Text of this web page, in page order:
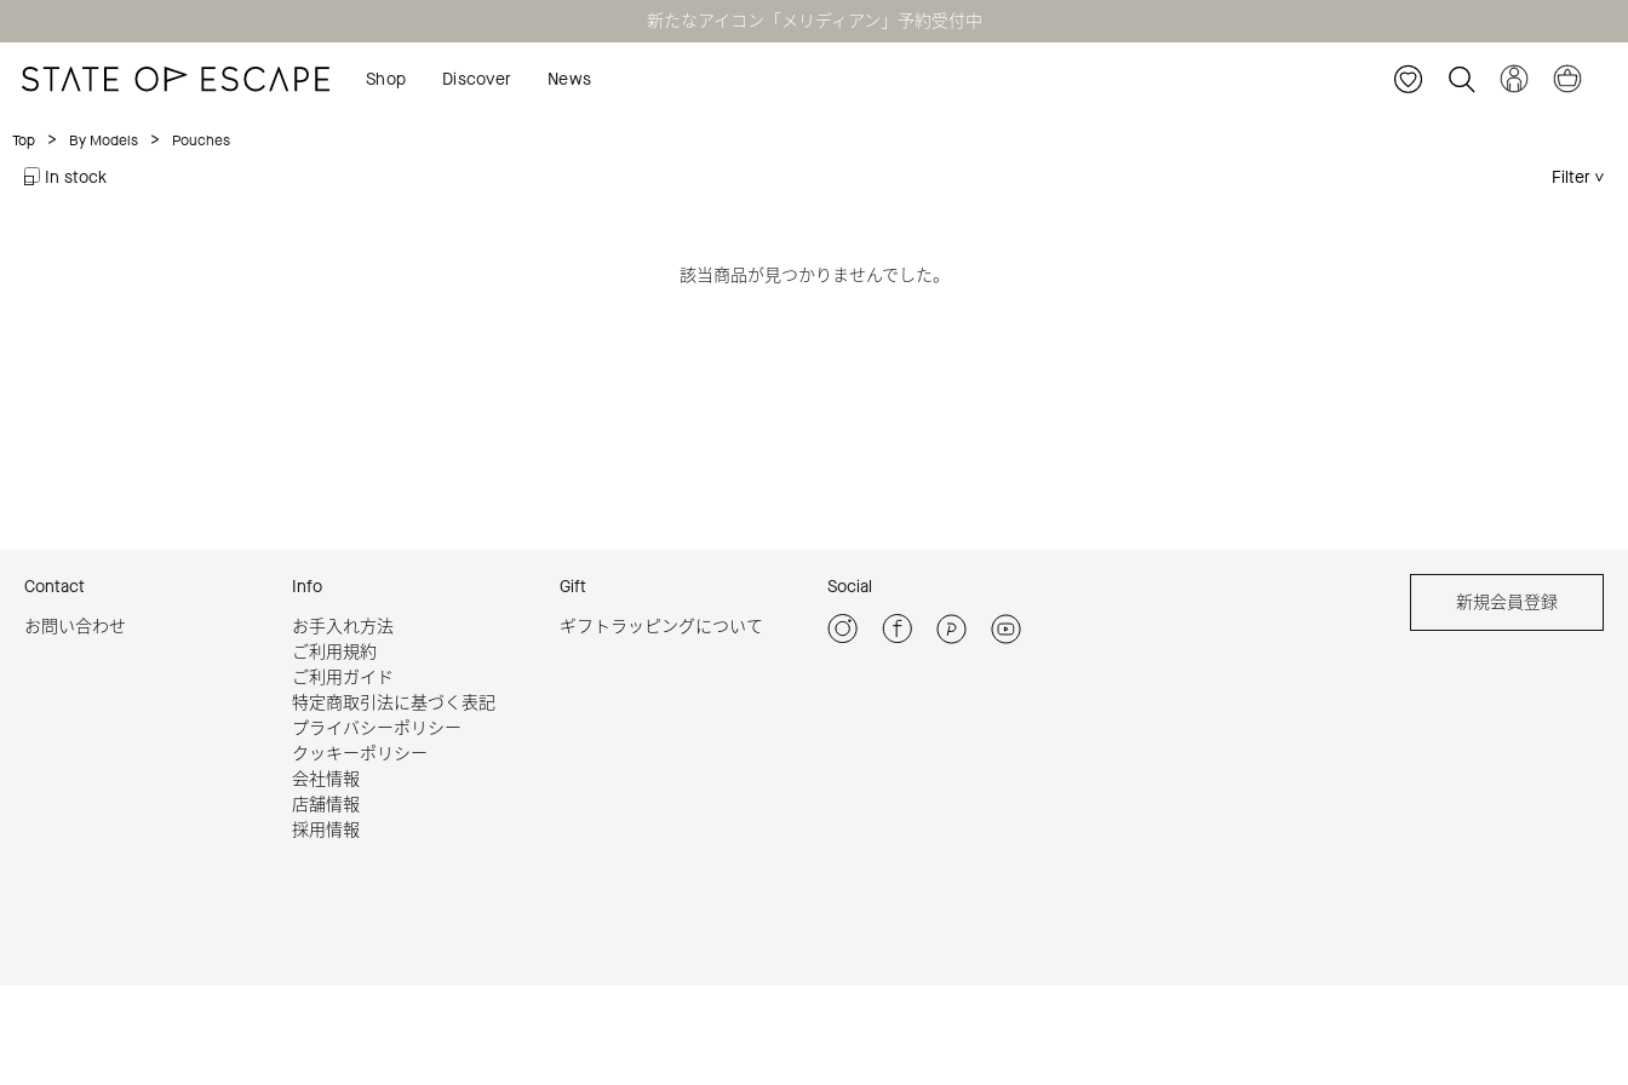
新たなアイコン「メリディアン」予約受付中
Shop Discover News
Top > By Models > Pouches
In stock Filter
該当商品が見つかりませんでした。
Contact
お問い合わせ
Info
お手入れ方法
ご利用規約
ご利用ガイド
特定商取引法に基づく表記
プライバシーポリシー
クッキーポリシー
会社情報
店舗情報
採用情報
Gift
ギフトラッピングについて
Social
新規会員登録